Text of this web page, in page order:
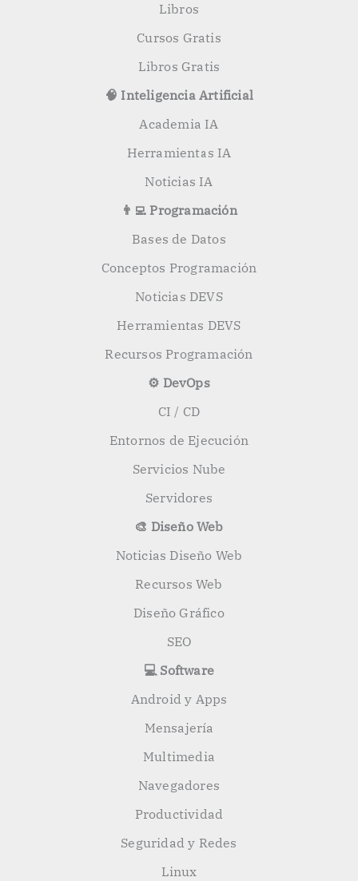
Libros
Cursos Gratis
Libros Gratis
🧠 Inteligencia Artificial
Academia IA
Herramientas IA
Noticias IA
👨‍💻 Programación
Bases de Datos
Conceptos Programación
Noticias DEVS
Herramientas DEVS
Recursos Programación
⚙️ DevOps
CI / CD
Entornos de Ejecución
Servicios Nube
Servidores
🎨 Diseño Web
Noticias Diseño Web
Recursos Web
Diseño Gráfico
SEO
💻 Software
Android y Apps
Mensajería
Multimedia
Navegadores
Productividad
Seguridad y Redes
Linux